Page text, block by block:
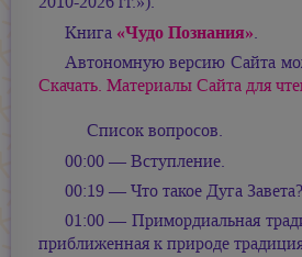
Книга «Чудо Познания».
Автономную версию Сайта
Скачать. Материалы Сайта для
Список вопросов.
00:00 — Вступление.
00:19 — Что такое Дуга Завета?
01:00 — Примордиальная
приближенная к природе